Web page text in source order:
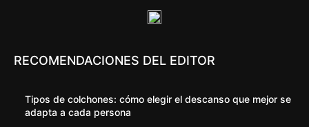
RECOMENDACIONES DEL EDITOR
Tipos de colchones: cómo elegir el descanso que mejor se
adapta a cada persona